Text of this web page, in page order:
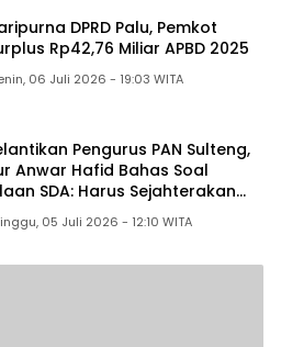
DPRD Palu, Pemkot
Rp42,76 Miliar APBD 2025
Senin, 06 Juli 2026 - 19:03 WITA
Pengurus PAN Sulteng,
Anwar Hafid Bahas Soal
SDA: Harus Sejahterakan
Minggu, 05 Juli 2026 - 12:10 WITA